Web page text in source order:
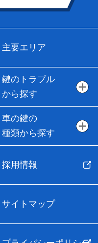
主要エリア
鍵のトラブル
から探す
車の鍵の
種類から探す
採用情報
サイトマップ